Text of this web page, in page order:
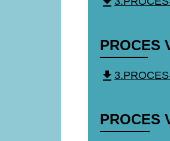
PROCES
file_download
PROCES